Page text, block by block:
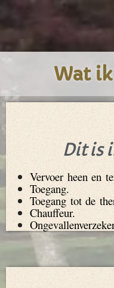
Wat
Dit is
Vervoer heen en
Toegang.
Toegang tot de
Chauffeur.